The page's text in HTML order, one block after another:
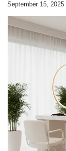
September 15, 2025